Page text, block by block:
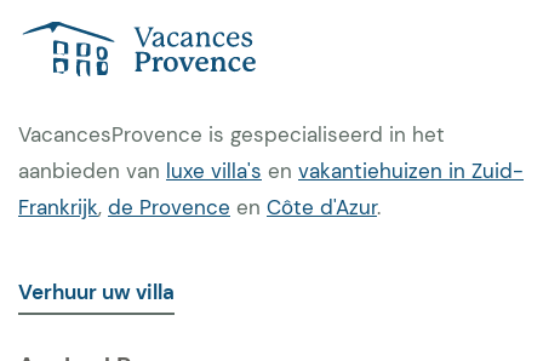
VacancesProvence is gespecialiseerd in het
aanbieden van luxe villa's en vakantiehuizen in Zuid-
Frankrijk, de Provence en Côte d'Azur.
Verhuur uw villa